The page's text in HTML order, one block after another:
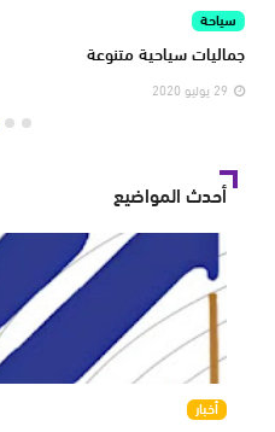
سياحة
جماليات سياحية متنوعة
29 يوليو 2020
أحدث المواضيع
أخبار